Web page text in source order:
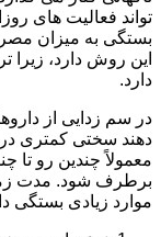
تواند فعالیت های
بستگی به میزان
این روش دارد، زیرا
دارد.
در سم زدایی از
دهند سختی کمتری در
معمولاً چندین رو تا
برطرف شود. مدت
موارد زیادی بستگی